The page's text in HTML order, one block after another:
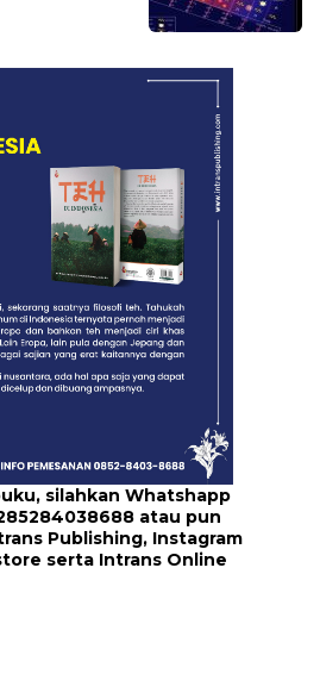
silahkan Whatshapp
atau pun
Publishing, Instagram
serta Intrans Online